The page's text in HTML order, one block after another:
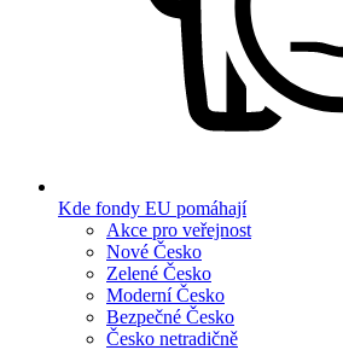
Kde fondy EU pomáhají
Akce pro veřejnost
Nové Česko
Zelené Česko
Moderní Česko
Bezpečné Česko
Česko netradičně